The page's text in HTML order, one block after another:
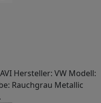
Hersteller: VW Modell:
Rauchgrau Metallic